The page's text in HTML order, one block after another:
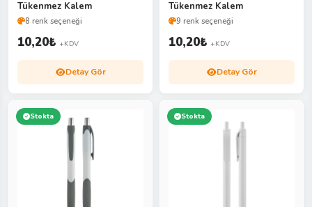
Tükenmez Kalem
8 renk seçeneği
10,20₺ +KDV
Detay Gör
Tükenmez Kalem
9 renk seçeneği
10,20₺ +KDV
Detay Gör
Stokta Stokta